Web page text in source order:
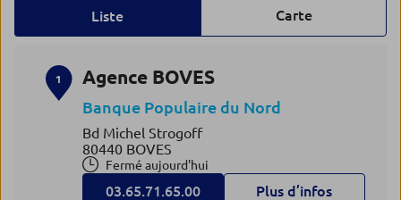
Liste Carte
1 Agence BOVES
Banque Populaire du Nord
Bd Michel Strogoff
80440 BOVES
Fermé aujourd'hui
03.65.71.65.00 Plus d’infos